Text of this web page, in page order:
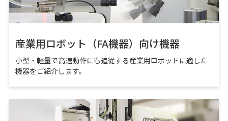
産業用ロボット（FA機器）向け機器
小型・軽量で高速動作にも追従する産業用ロボットに適した
機器をご紹介します。